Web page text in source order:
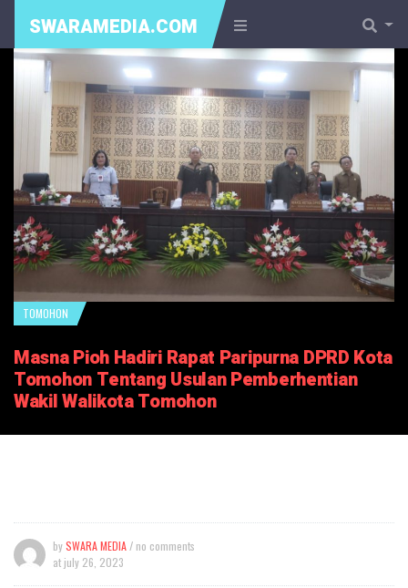
SWARAMEDIA.COM
TOMOHON
Masna Pioh Hadiri Rapat Paripurna DPRD Kota
Tomohon Tentang Usulan Pemberhentian
Wakil Walikota Tomohon
bySWARA MEDIA / no comments
at july 26, 2023